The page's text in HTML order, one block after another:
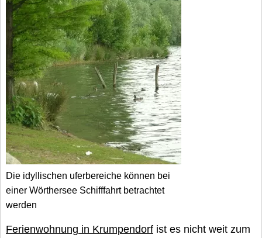
Die idyllischen uferbereiche können bei
einer Wörthersee Schifffahrt betrachtet
werden
Ferienwohnung in Krumpendorf ist es nicht weit zum